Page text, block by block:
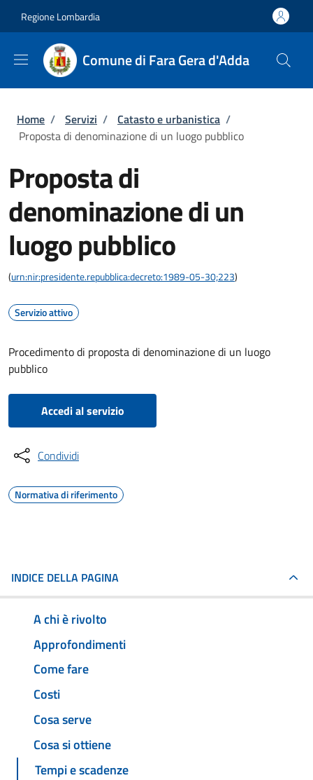
Regione Lombardia
Comune di Fara Gera d'Adda
Briciole di pane
Home / Servizi / Catasto e urbanistica /
Proposta di denominazione di un luogo pubblico
Proposta di
denominazione di un
luogo pubblico
(urn:nir:presidente.repubblica:decreto:1989-05-30;223)
Servizio attivo
Procedimento di proposta di denominazione di un luogo
pubblico
Accedi al servizio
Condividi
Normativa di riferimento
INDICE DELLA PAGINA
A chi è rivolto
Approfondimenti
Come fare
Costi
Cosa serve
Cosa si ottiene
Tempi e scadenze